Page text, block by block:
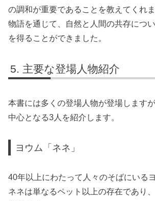
の調和が重要であることを教えてくれま
物語を通じて、自然と人間の共存につ
を得ることができました。
主要な登場人物紹介
本書には多くの登場人物が登場します
中心となる3人を紹介します。
ヨウム「ネネ」
40年以上にわたって人々のそばにいるヨ
ネネは単なるペット以上の存在であり